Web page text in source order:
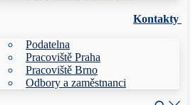
Kontakty
Podatelna
Pracoviště Praha
Pracoviště Brno
Odbory a zaměstnanci